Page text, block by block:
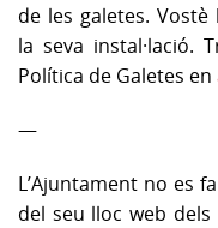
de les galetes.
la seva instal·lació.
Política de Galetes en
—
L’Ajuntament no es
del seu lloc web